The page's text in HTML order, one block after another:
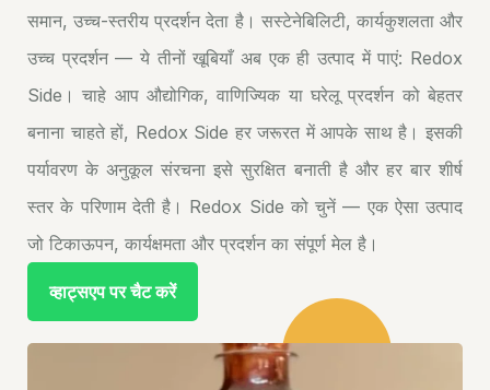
समान, उच्च-स्तरीय प्रदर्शन देता है। सस्टेनेबिलिटी, कार्यकुशलता और
उच्च प्रदर्शन — ये तीनों खूबियाँ अब एक ही उत्पाद में पाएं: Redox
Side। चाहे आप औद्योगिक, वाणिज्यिक या घरेलू प्रदर्शन को बेहतर
बनाना चाहते हों, Redox Side हर जरूरत में आपके साथ है। इसकी
पर्यावरण के अनुकूल संरचना इसे सुरक्षित बनाती है और हर बार शीर्ष
स्तर के परिणाम देती है। Redox Side को चुनें — एक ऐसा उत्पाद
जो टिकाऊपन, कार्यक्षमता और प्रदर्शन का संपूर्ण मेल है।
व्हाट्सएप पर चैट करें